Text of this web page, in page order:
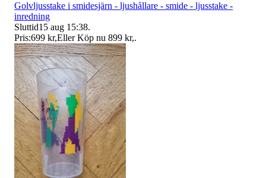
Golvljusstake i smidesjärn - ljushållare - smide - ljusstake -
inredning
Sluttid15 aug 15:38.
Pris:699 kr,Eller Köp nu 899 kr,.